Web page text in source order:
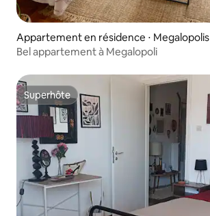
Appartement en résidence ⋅ Megalopolis
Bel appartement à Megalopoli
Superhôte
Superhôte